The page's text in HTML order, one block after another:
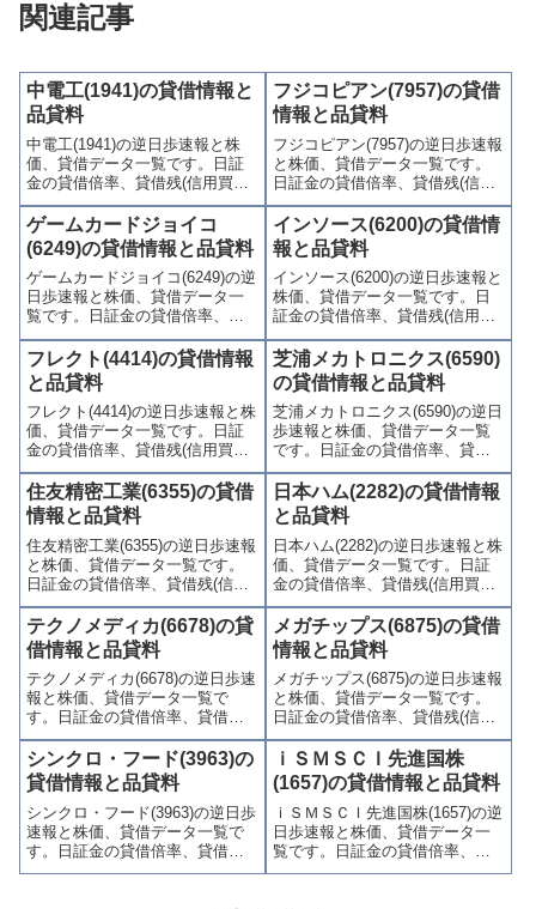
関連記事
中電工(1941)の貸借情報と
品貸料
中電工(1941)の逆日歩速報と株
価、貸借データ一覧です。日証
金の貸借倍率、貸借残(信用買
残、信用売残)、品貸料(逆日
歩)、東証の週末残高、規制(注意
喚起・申込停止)など、空売り関
連情報を集計し、図解でわかり
やすくまとめて掲載していま
す。
フジコピアン(7957)の貸借
情報と品貸料
フジコピアン(7957)の逆日歩速報
と株価、貸借データ一覧です。
日証金の貸借倍率、貸借残(信用
買残、信用売残)、品貸料(逆日
歩)、東証の週末残高、規制(注意
喚起・申込停止)など、空売り関
連情報を集計し、図解でわかり
やすくまとめて掲載していま
す。
ゲームカードジョイコ
(6249)の貸借情報と品貸料
ゲームカードジョイコ(6249)の逆
日歩速報と株価、貸借データ一
覧です。日証金の貸借倍率、貸
借残(信用買残、信用売残)、品貸
料(逆日歩)、東証の週末残高、規
制(注意喚起・申込停止)など、空
売り関連情報を集計し、図解で
わかりやすくまとめて掲載して
います。
インソース(6200)の貸借情
報と品貸料
インソース(6200)の逆日歩速報と
株価、貸借データ一覧です。日
証金の貸借倍率、貸借残(信用買
残、信用売残)、品貸料(逆日
歩)、東証の週末残高、規制(注意
喚起・申込停止)など、空売り関
連情報を集計し、図解でわかり
やすくまとめて掲載していま
す。
フレクト(4414)の貸借情報
と品貸料
フレクト(4414)の逆日歩速報と株
価、貸借データ一覧です。日証
金の貸借倍率、貸借残(信用買
残、信用売残)、品貸料(逆日
歩)、東証の週末残高、規制(注意
喚起・申込停止)など、空売り関
連情報を集計し、図解でわかり
やすくまとめて掲載していま
す。
芝浦メカトロニクス(6590)
の貸借情報と品貸料
芝浦メカトロニクス(6590)の逆日
歩速報と株価、貸借データ一覧
です。日証金の貸借倍率、貸借
残(信用買残、信用売残)、品貸料
(逆日歩)、東証の週末残高、規制
(注意喚起・申込停止)など、空売
り関連情報を集計し、図解でわ
かりやすくまとめて掲載してい
ます。
住友精密工業(6355)の貸借
情報と品貸料
住友精密工業(6355)の逆日歩速報
と株価、貸借データ一覧です。
日証金の貸借倍率、貸借残(信用
買残、信用売残)、品貸料(逆日
歩)、東証の週末残高、規制(注意
喚起・申込停止)など、空売り関
連情報を集計し、図解でわかり
やすくまとめて掲載していま
す。
日本ハム(2282)の貸借情報
と品貸料
日本ハム(2282)の逆日歩速報と株
価、貸借データ一覧です。日証
金の貸借倍率、貸借残(信用買
残、信用売残)、品貸料(逆日
歩)、東証の週末残高、規制(注意
喚起・申込停止)など、空売り関
連情報を集計し、図解でわかり
やすくまとめて掲載していま
す。
テクノメディカ(6678)の貸
借情報と品貸料
テクノメディカ(6678)の逆日歩速
報と株価、貸借データ一覧で
す。日証金の貸借倍率、貸借残
(信用買残、信用売残)、品貸料
(逆日歩)、東証の週末残高、規制
(注意喚起・申込停止)など、空売
り関連情報を集計し、図解でわ
かりやすくまとめて掲載してい
ます。
メガチップス(6875)の貸借
情報と品貸料
メガチップス(6875)の逆日歩速報
と株価、貸借データ一覧です。
日証金の貸借倍率、貸借残(信用
買残、信用売残)、品貸料(逆日
歩)、東証の週末残高、規制(注意
喚起・申込停止)など、空売り関
連情報を集計し、図解でわかり
やすくまとめて掲載していま
す。
シンクロ・フード(3963)の
貸借情報と品貸料
シンクロ・フード(3963)の逆日歩
速報と株価、貸借データ一覧で
す。日証金の貸借倍率、貸借残
(信用買残、信用売残)、品貸料
ｉＳＭＳＣＩ先進国株
(1657)の貸借情報と品貸料
ｉＳＭＳＣＩ先進国株(1657)の逆
日歩速報と株価、貸借データ一
覧です。日証金の貸借倍率、貸
借残(信用買残、信用売残)、品貸